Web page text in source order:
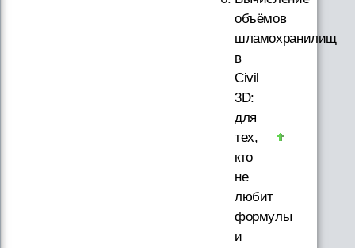
объёмов
шламохранилищ
в
Civil
3D:
для
тех,
кто
не
любит
формулы
и